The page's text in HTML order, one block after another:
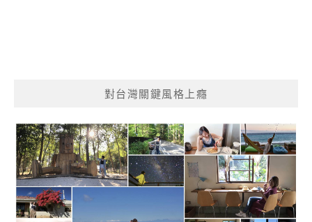
對台灣關鍵風格上癮